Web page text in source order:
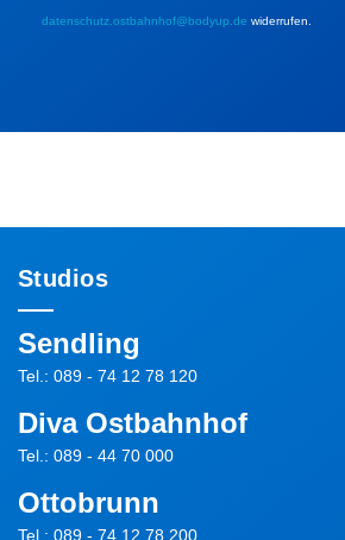
datenschutz.ostbahnhof@bodyup.de widerrufen.
Studios
Sendling
Tel.: 089 - 74 12 78 120
Diva Ostbahnhof
Tel.: 089 - 44 70 000
Ottobrunn
Tel.: 089 - 74 12 78 200